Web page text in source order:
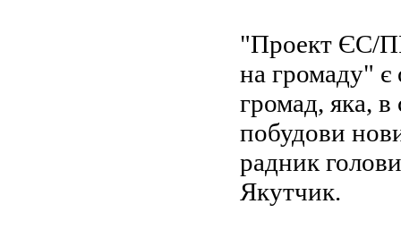
"Проект ЄС/
на громаду" є
громад, яка, в
побудови
радник
Якутчик.